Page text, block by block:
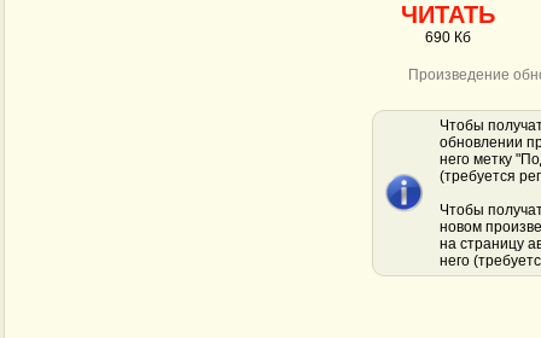
ЧИТАТЬ
690 Кб
Произведение
Чтобы
обновлении
него метку
(требуется
Чтобы
новом
на страницу
него